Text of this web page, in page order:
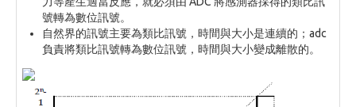
號轉為數位訊號。
自然界的訊號主要為類比訊號，時間與大小是連續的；adc
負責將類比訊號轉為數位訊號，時間與大小變成離散的。